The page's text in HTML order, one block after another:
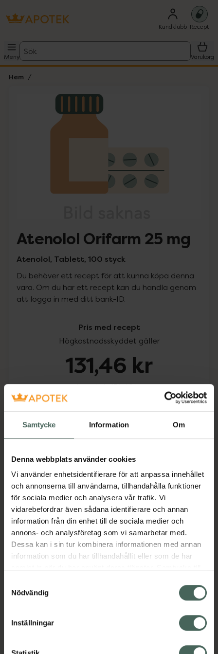
Samtycke Information Om
Denna webbplats använder cookies
Vi använder enhetsidentifierare för att anpassa innehållet
och annonserna till användarna, tillhandahålla funktioner
för sociala medier och analysera vår trafik. Vi
vidarebefordrar även sådana identifierare och annan
information från din enhet till de sociala medier och
annons- och analysföretag som vi samarbetar med.
Dessa kan i sin tur kombinera informationen med annan
information som du har tillhandahållit eller som de har
återkalla ditt samtycke via webbplatsens
cookieinställningar. Ett återkallat samtycke påverkar inte
lagligheten av behandling som skett innan återkallelsen.
Nödvändig
Inställningar
Kundklubb Recept
Meny
Sök
Varukorg
Hem
Lista: . Innehåller 1 objekt.
Atenolol Orifarm 25 mg
Atenolol, Tablett, 100 styck
Du behöver ett recept för att kunna köpa denna
vara. Om du har ett recept kan du handla genom
att logga in med ditt bank-ID.
Pris med recept
Högkostnadsskyddet gäller
131,46 kr
I apotek:131,46 kr
Köp via ditt recept
Beskrivning Dölj
Läs alltid bipacksedeln innan
användning.
EAN:
07046260206847